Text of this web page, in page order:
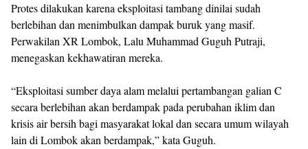
Protes dilakukan karena eksploitasi tambang dinilai sudah
berlebihan dan menimbulkan dampak buruk yang masif.
Perwakilan XR Lombok, Lalu Muhammad Guguh Putraji,
menegaskan kekhawatiran mereka.
“Eksploitasi sumber daya alam melalui pertambangan galian C
secara berlebihan akan berdampak pada perubahan iklim dan
krisis air bersih bagi masyarakat lokal dan secara umum wilayah
lain di Lombok akan berdampak,” kata Guguh.